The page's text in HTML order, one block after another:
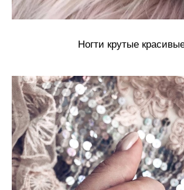
Ногти крутые